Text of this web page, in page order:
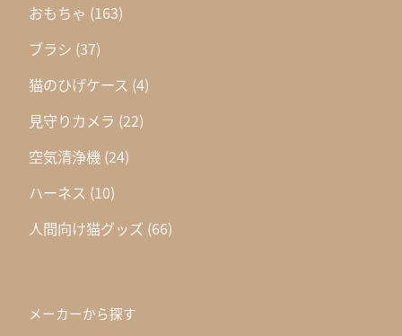
おもちゃ (163)
ブラシ (37)
猫のひげケース (4)
見守りカメラ (22)
空気清浄機 (24)
ハーネス (10)
人間向け猫グッズ (66)
メーカーから探す